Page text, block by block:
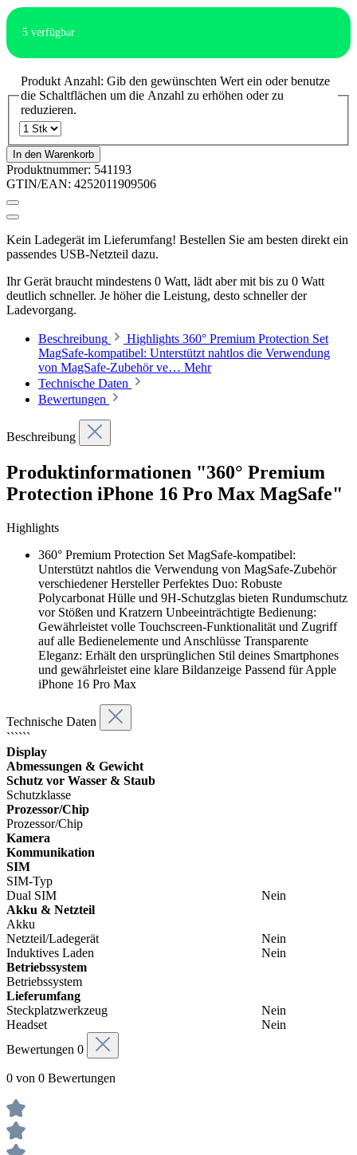
5 verfügbar
Produkt Anzahl: Gib den gewünschten Wert ein oder benutze
die Schaltflächen um die Anzahl zu erhöhen oder zu
reduzieren.
In den Warenkorb
Produktnummer: 541193
GTIN/EAN: 4252011909506
Kein Ladegerät im Lieferumfang! Bestellen Sie am besten direkt ein
passendes USB-Netzteil dazu.
Ihr Gerät braucht mindestens 0 Watt, lädt aber mit bis zu 0 Watt
deutlich schneller. Je höher die Leistung, desto schneller der
Ladevorgang.
Beschreibung
Highlights 360° Premium Protection Set
MagSafe-kompatibel: Unterstützt nahtlos die Verwendung
von MagSafe-Zubehör ve… Mehr
Technische Daten
Bewertungen
Beschreibung
Produktinformationen "360° Premium
Protection iPhone 16 Pro Max MagSafe"
Highlights
360° Premium Protection Set MagSafe-kompatibel:
Unterstützt nahtlos die Verwendung von MagSafe-Zubehör
verschiedener Hersteller Perfektes Duo: Robuste
Polycarbonat Hülle und 9H-Schutzglas bieten Rundumschutz
vor Stößen und Kratzern Unbeeinträchtigte Bedienung:
Gewährleistet volle Touchscreen-Funktionalität und Zugriff
auf alle Bedienelemente und Anschlüsse Transparente
Eleganz: Erhält den ursprünglichen Stil deines Smartphones
und gewährleistet eine klare Bildanzeige Passend für Apple
iPhone 16 Pro Max
Technische Daten
``````
Display
Abmessungen & Gewicht
Schutz vor Wasser & Staub
Schutzklasse
Prozessor/Chip
Prozessor/Chip
Kamera
Kommunikation
SIM
SIM-Typ
Dual SIM
Nein
Akku & Netzteil
Akku
Netzteil/Ladegerät
Nein
Induktives Laden
Nein
Betriebssystem
Betriebssystem
Lieferumfang
Steckplatzwerkzeug
Nein
Headset
Nein
Bewertungen 0
0 von 0 Bewertungen